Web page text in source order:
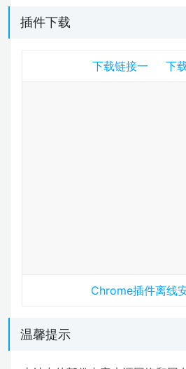
插件下载
下载链接一 下
Chrome插件离线
温馨提示